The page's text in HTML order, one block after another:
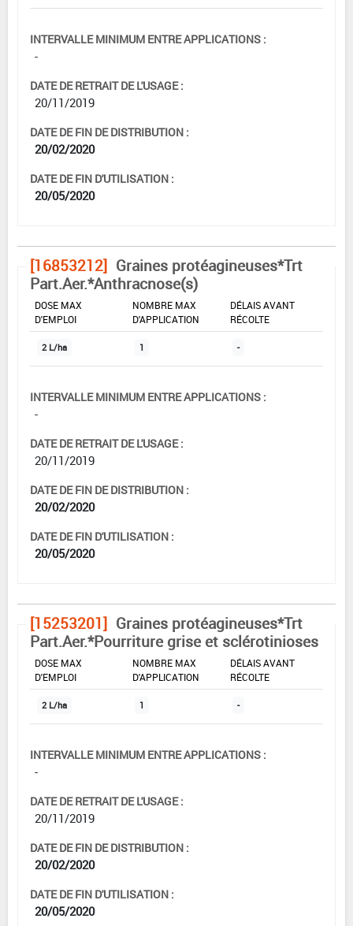
INTERVALLE MINIMUM ENTRE APPLICATIONS :
-
DATE DE RETRAIT DE L'USAGE :
20/11/2019
DATE DE FIN DE DISTRIBUTION :
20/02/2020
DATE DE FIN D'UTILISATION :
20/05/2020
[16853212] Graines protéagineuses*Trt
Part.Aer.*Anthracnose(s)
DOSE MAX
D'EMPLOI
NOMBRE MAX
D'APPLICATION
DÉLAIS AVANT
RÉCOLTE
2 L/ha 1 -
INTERVALLE MINIMUM ENTRE APPLICATIONS :
-
DATE DE RETRAIT DE L'USAGE :
20/11/2019
DATE DE FIN DE DISTRIBUTION :
20/02/2020
DATE DE FIN D'UTILISATION :
20/05/2020
[15253201] Graines protéagineuses*Trt
Part.Aer.*Pourriture grise et sclérotinioses
DOSE MAX
D'EMPLOI
NOMBRE MAX
D'APPLICATION
DÉLAIS AVANT
RÉCOLTE
2 L/ha 1 -
INTERVALLE MINIMUM ENTRE APPLICATIONS :
-
DATE DE RETRAIT DE L'USAGE :
20/11/2019
DATE DE FIN DE DISTRIBUTION :
20/02/2020
DATE DE FIN D'UTILISATION :
20/05/2020